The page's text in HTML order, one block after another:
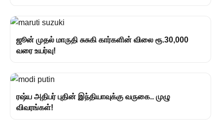
ஜூன் முதல் மாருதி சுசுகி கார்களின் விலை ரூ.30,000
வரை உயர்வு!
ரஷ்ய அதிபர் புதின் இந்தியாவுக்கு வருகை.. முழு
விவரங்கள்!